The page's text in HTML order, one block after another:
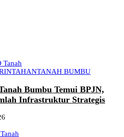
Tanah
TANAH BUMBU
Bumbu Temui BPJN,
Infrastruktur Strategis